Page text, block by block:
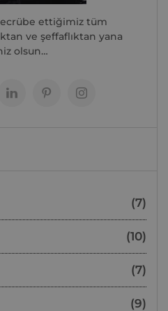
ettiğimiz tüm
ve şeffaflıktan yana
olsun…
(7)
(10)
(7)
(9)